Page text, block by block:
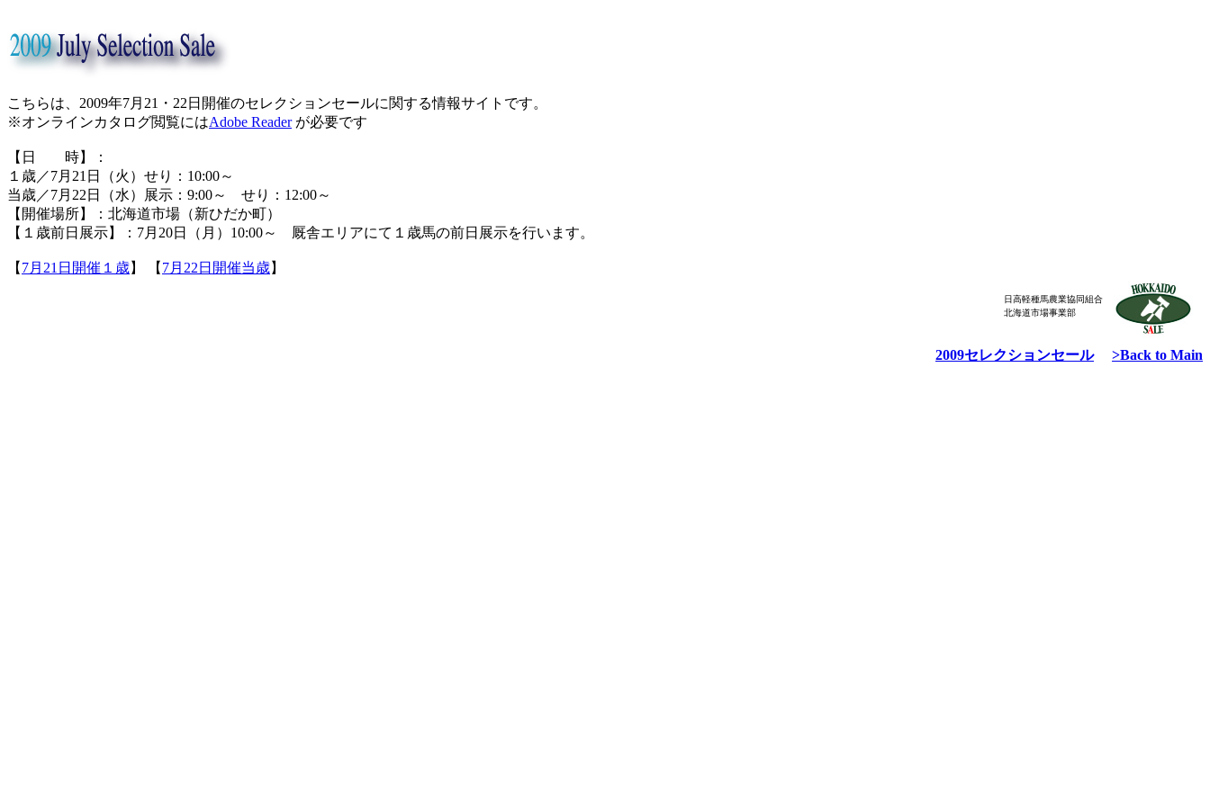
こちらは、2009年7月21・22日開催のセレクションセールに関する情報サイトです。
※オンラインカタログ閲覧にはAdobe Readerが必要です
【日 時】：
１歳／7月21日（火）せり：10:00～
当歳／7月22日（水）展示：9:00～ せり：12:00～
【開催場所】：北海道市場（新ひだか町）
【１歳前日展示】：7月20日（月）10:00～ 厩舎エリアにて１歳馬の前日展示を行います。
【 7月21日開催１歳】 【 7月22日開催当歳】
日高軽種馬農業協同組合
北海道市場事業部
2009セレクションセール >Back to Main